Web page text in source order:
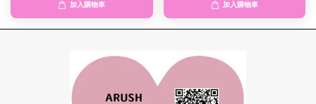
加入購物車 加入購物車